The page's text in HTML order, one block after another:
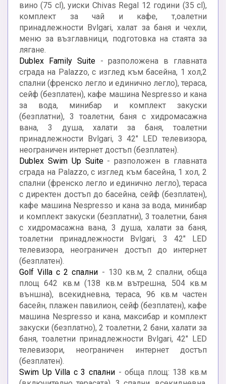
вино (75 cl), уиски Chivas Regal 12 години (35 cl),
комплект за чай и кафе, т,оалетни
принадлежности Bvlgari, халат за баня и чехли,
меню за възглавници, подготовка на стаята за
лягане.
Dublex Family Suite- разположена в главната
сграда на Palazzo, с изглед към басейна, 1 хол,2
спални (френско легло и единично легло), тераса,
сейф (безплатен), кафе машина Nespresso и кана
за вода, минибар и комплект закуски
(безплатни), 3 тоалетни, баня с хидромасажна
вана, 3 душа, халати за баня, тоалетни
принадлежности Bvlgari, 3 42" LED телевизора,
неограничен интернет достъп (безплатен).
Dublex Swim Up Suite- разположен в главната
сграда на Palazzo, с изглед към басейна, 1 хол, 2
спални (френско легло и единично легло), тераса
с директен достъп до басейна, сейф (безплатен),
кафе машина Nespresso и кана за вода, минибар
и комплект закуски (безплатни), 3 тоалетни, баня
с хидромасажна вана, 3 душа, халати за баня,
тоалетни принадлежности Bvlgari, 3 42" LED
телевизора, неограничен достъп до интернет
(безплатен).
Golf Villa с 2 спални - 130 кв.м, 2 спални, обща
площ 642 кв.м (138 кв.м вътрешна, 504 кв.м
външна), всекидневна, тераса, 96 кв.м частен
басейн, плажен павилион, сейф (безплатен), кафе
машина Nespresso и кана, максибар и комплект
закуски (безплатно), 2 тоалетни, 2 бани, халати за
баня, тоалетни принадлежности Bvlgari, 42" LED
телевизори, неограничен интернет достъп
(безплатен).
Swim Up Villa с 3 спални - обща площ: 138 кв.м